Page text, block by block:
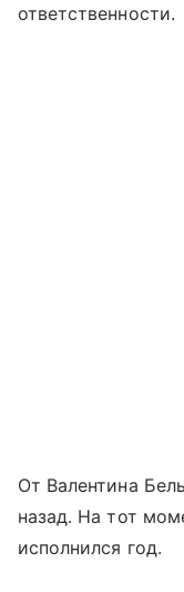
ответственности.
От Валентина
назад. На тот
исполнился год.